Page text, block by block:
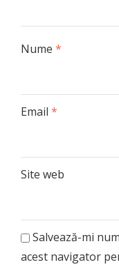
Nume *
Email *
Site web
Salvează-mi
acest navigator